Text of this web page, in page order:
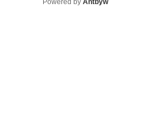
Powered by Antbyw